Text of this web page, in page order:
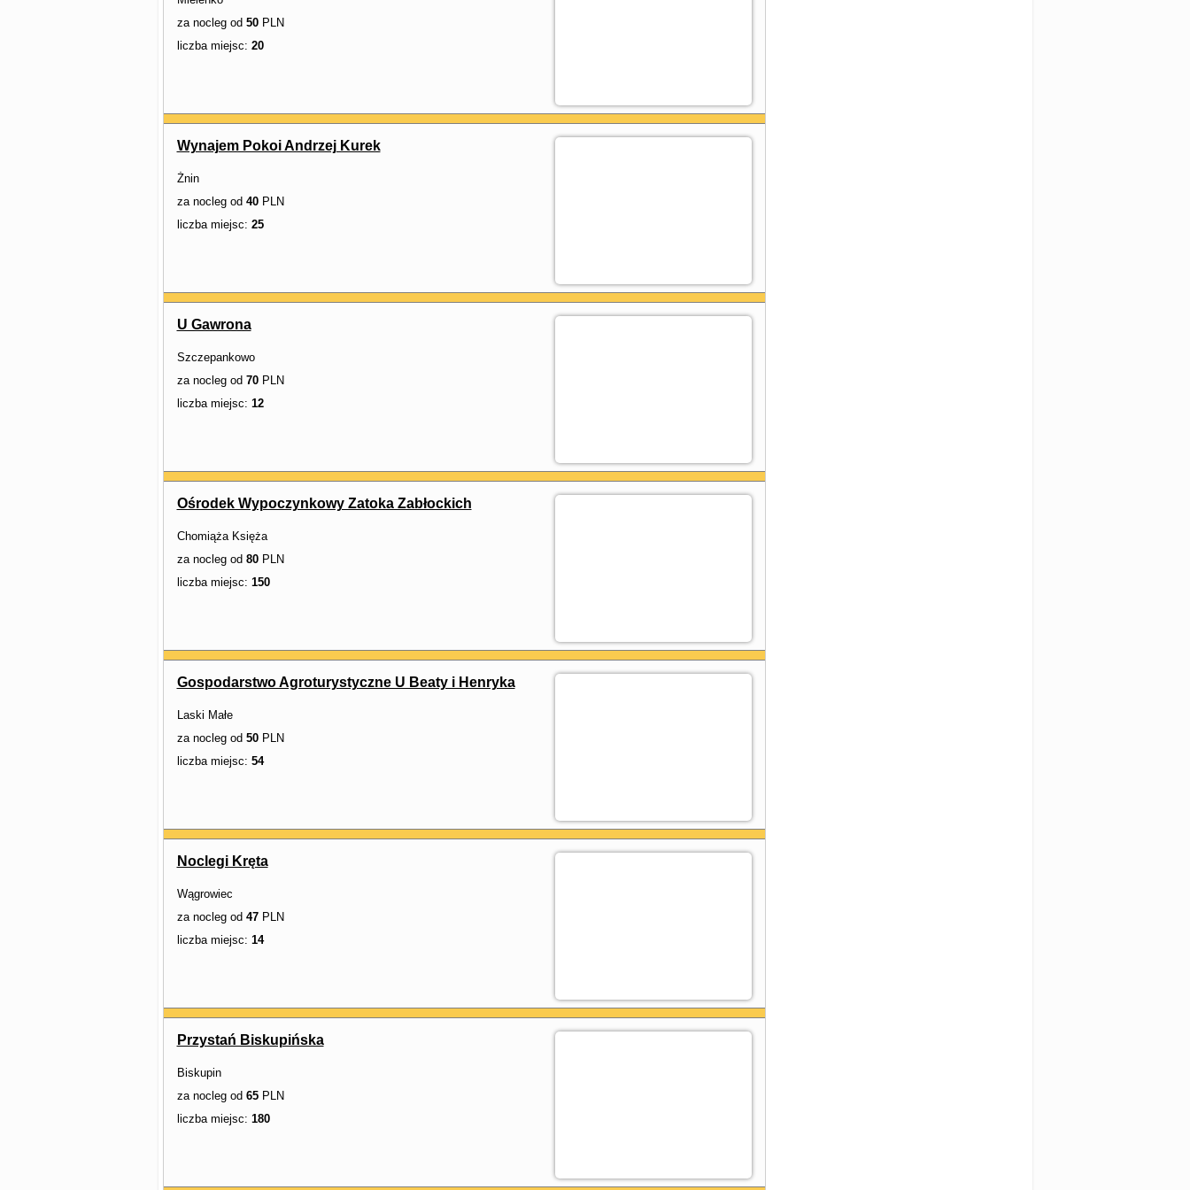
za nocleg od 50PLN
liczba miejsc: 20
Wynajem Pokoi Andrzej Kurek
Żnin
za nocleg od 40PLN
liczba miejsc: 25
U Gawrona
Szczepankowo
za nocleg od 70PLN
liczba miejsc: 12
Ośrodek Wypoczynkowy Zatoka Zabłockich
Chomiąża Księża
za nocleg od 80PLN
liczba miejsc: 150
Gospodarstwo Agroturystyczne U Beaty i Henryka
Laski Małe
za nocleg od 50PLN
liczba miejsc: 54
Noclegi Kręta
Wągrowiec
za nocleg od 47PLN
liczba miejsc: 14
Przystań Biskupińska
Biskupin
za nocleg od 65PLN
liczba miejsc: 180